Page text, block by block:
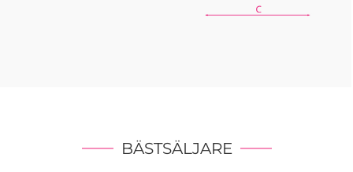
BÄSTSÄLJARE